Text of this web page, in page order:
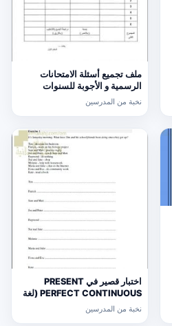
ملف تجميع أسئلة الامتحانات
الرسمية و الأجوبة للسنوات
السابقة الدور الأول (الامتحانات)
التاسع
نخبة من المدرسين
اختبار قصير في PRESENT
PERFECT CONTINUOUS (لغة
انجليزية) حلقة ثانية
نخبة من المدرسين